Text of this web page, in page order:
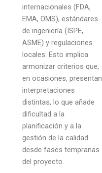
internacionales (FDA,
EMA, OMS), estándares
de ingeniería (ISPE,
ASME) y regulaciones
locales. Esto implica
armonizar criterios que,
en ocasiones, presentan
interpretaciones
distintas, lo que añade
dificultad a la
planificación y a la
gestión de la calidad
desde fases tempranas
del proyecto.